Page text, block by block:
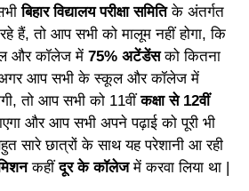
बिहार विद्यालय परीक्षा समितिके अंतर्गत
हैं, तो आप सभी को मालूम नहीं होगा, कि
और कॉलेज में 75% अटेंडेंसको कितना
अगर आप सभी के स्कूल और कॉलेज में
तो आप सभी को 11वींकक्षा से 12वीं
और आप सभी अपने पढ़ाई को पूरी भी
सारे छात्रों के साथ यह परेशानी आ रही
कहींदूर के कॉलेजमें करवा लिया था |